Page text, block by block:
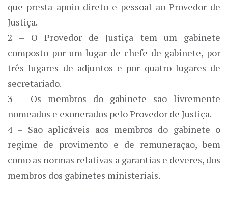
que presta apoio direto e pessoal ao Provedor de
Justiça.
2 – O Provedor de Justiça tem um gabinete
composto por um lugar de chefe de gabinete, por
três lugares de adjuntos e por quatro lugares de
secretariado.
3 – Os membros do gabinete são livremente
nomeados e exonerados pelo Provedor de Justiça.
4 – São aplicáveis aos membros do gabinete o
regime de provimento e de remuneração, bem
como as normas relativas a garantias e deveres, dos
membros dos gabinetes ministeriais.